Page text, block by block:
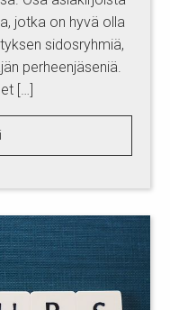
jotka on hyvä olla
sidosryhmiä,
perheenjäseniä.
[…]